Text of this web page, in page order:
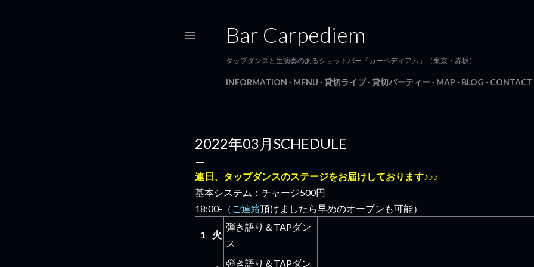
Bar Carpediem
タップダンスと生演奏のあるショットバー「カーペディアム」（東京・赤坂）
INFORMATION MENU 貸切ライブ 貸切パーティー MAP BLOG CONTACT
2022年03月SCHEDULE
連日、タップダンスのステージをお届けしております♪♪♪
基本システム：チャージ500円
18:00-（ ご連絡頂けましたら早めのオープンも可能）
1 火
弾き語り＆TAPダン
ス
弾き語り＆TAPダン